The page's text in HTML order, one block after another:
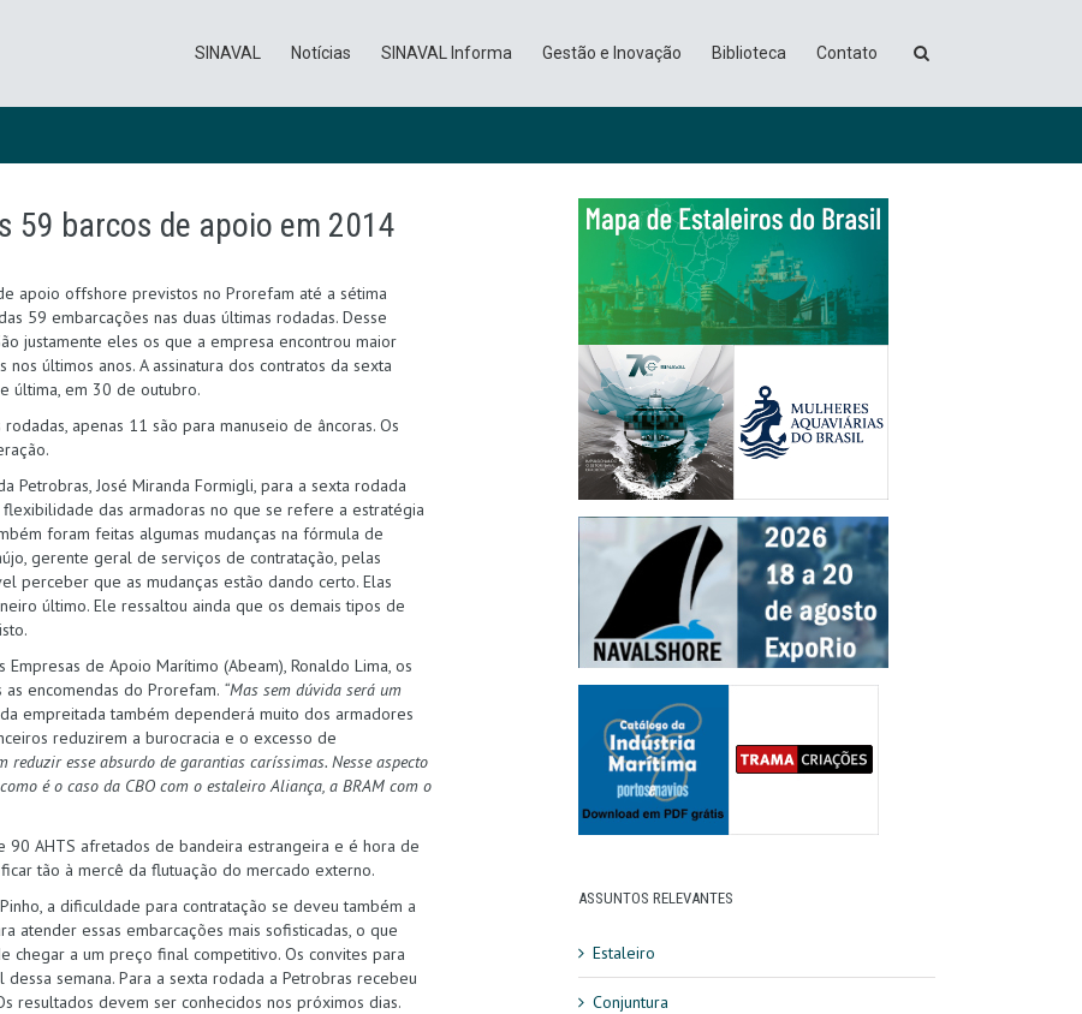
SINAVAL Notícias SINAVAL Informa Gestão e Inovação Biblioteca Contato
59 barcos de apoio em 2014
apoio offshore previstos no Prorefam até a sétima
59 embarcações nas duas últimas rodadas. Desse
justamente eles os que a empresa encontrou maior
últimos anos. A assinatura dos contratos da sexta
última, em 30 de outubro.
apenas 11 são para manuseio de âncoras. Os
José Miranda Formigli, para a sexta rodada
das armadoras no que se refere a estratégia
foram feitas algumas mudanças na fórmula de
gerente geral de serviços de contratação, pelas
perceber que as mudanças estão dando certo. Elas
último. Ele ressaltou ainda que os demais tipos de
de Apoio Marítimo (Abeam), Ronaldo Lima, os
encomendas do Prorefam. “Mas sem dúvida será um
empreitada também dependerá muito dos armadores
reduzirem a burocracia e o excesso de
reduzir esse absurdo de garantias caríssimas. Nesse aspecto
é o caso da CBO com o estaleiro Aliança, a BRAM com o
90 AHTS afretados de bandeira estrangeira e é hora de
tão à mercê da flutuação do mercado externo.
a dificuldade para contratação se deveu também a
atender essas embarcações mais sofisticadas, o que
a um preço final competitivo. Os convites para
semana. Para a sexta rodada a Petrobras recebeu
resultados devem ser conhecidos nos próximos dias.
ASSUNTOS RELEVANTES
Estaleiro
Conjuntura